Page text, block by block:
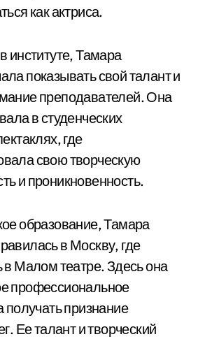
как актриса.
институте, Тамара
показывать свой талант и
преподавателей. Она
в студенческих
где
свою творческую
и проникновенность.
образование, Тамара
в Москву, где
в Малом театре. Здесь она
профессиональное
получать признание
Ее талант и творческий